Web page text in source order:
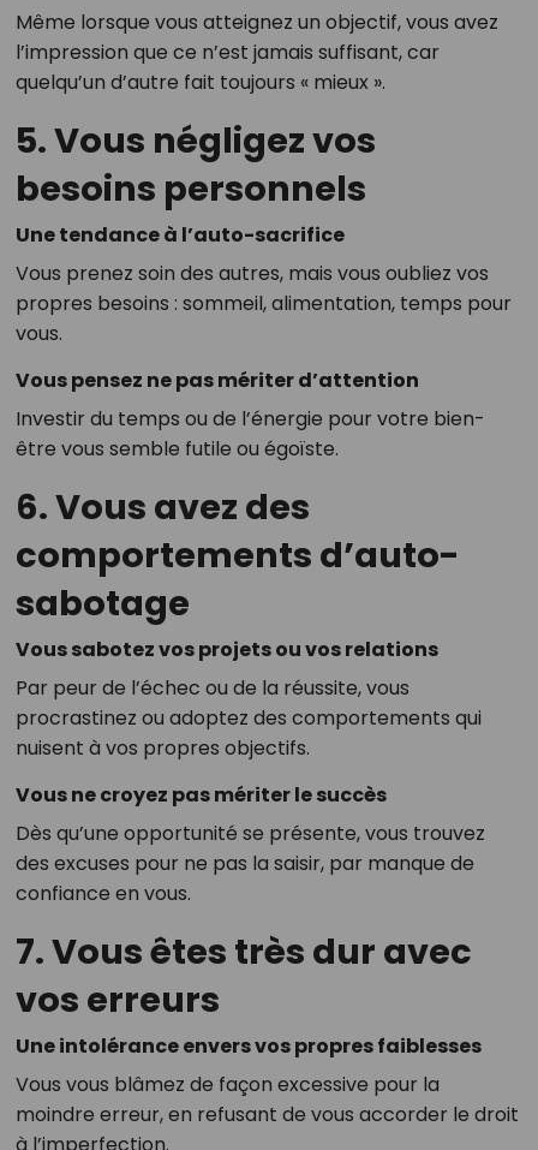
Même lorsque vous atteignez un objectif, vous avez
l’impression que ce n’est jamais suffisant, car
quelqu’un d’autre fait toujours « mieux ».
5. Vous négligez vos
besoins personnels
Une tendance à l’auto-sacrifice
Vous prenez soin des autres, mais vous oubliez vos
propres besoins : sommeil, alimentation, temps pour
vous.
Vous pensez ne pas mériter d’attention
Investir du temps ou de l’énergie pour votre bien-
être vous semble futile ou égoïste.
6. Vous avez des
comportements d’auto-
sabotage
Vous sabotez vos projets ou vos relations
Par peur de l’échec ou de la réussite, vous
procrastinez ou adoptez des comportements qui
nuisent à vos propres objectifs.
Vous ne croyez pas mériter le succès
Dès qu’une opportunité se présente, vous trouvez
des excuses pour ne pas la saisir, par manque de
confiance en vous.
7. Vous êtes très dur avec
vos erreurs
Une intolérance envers vos propres faiblesses
Vous vous blâmez de façon excessive pour la
moindre erreur, en refusant de vous accorder le droit